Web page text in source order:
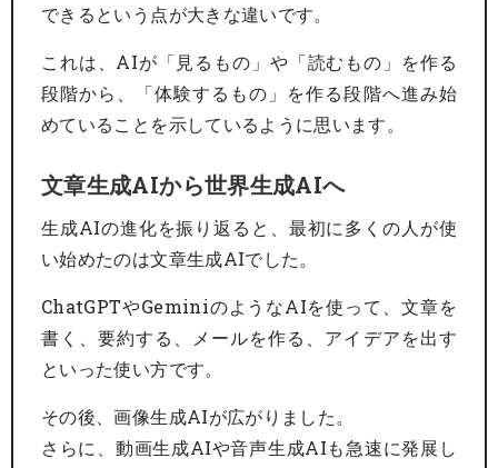
できるという点が大きな違いです。
これは、AIが「見るもの」や「読むもの」を作る
段階から、「体験するもの」を作る段階へ進み始
めていることを示しているように思います。
文章生成AIから世界生成AIへ
生成AIの進化を振り返ると、最初に多くの人が使
い始めたのは文章生成AIでした。
ChatGPTやGeminiのようなAIを使って、文章を
書く、要約する、メールを作る、アイデアを出す
といった使い方です。
その後、画像生成AIが広がりました。
さらに、動画生成AIや音声生成AIも急速に発展し